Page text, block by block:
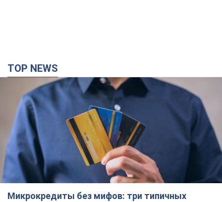
TOP NEWS
Микрокредиты без мифов: три типичных